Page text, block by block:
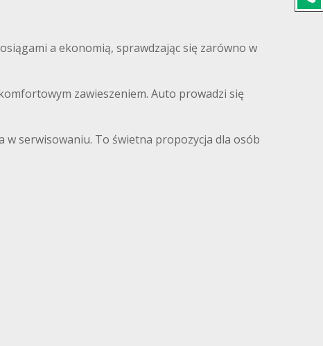
a ekonomią, sprawdzając się zarówno w
zawieszeniem. Auto prowadzi się
serwisowaniu. To świetna propozycja dla osób